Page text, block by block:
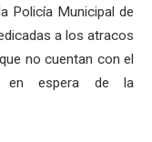
Policía Municipal de
a los atracos
no cuentan con el
en espera de la